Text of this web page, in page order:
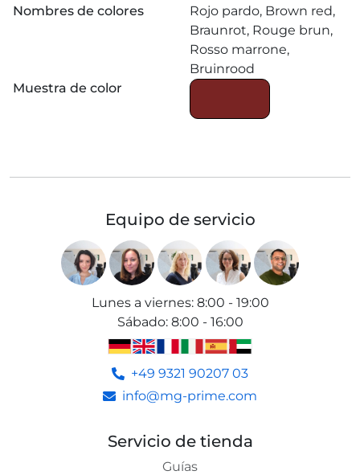
Nombres de colores
Rojo pardo, Brown red,
Braunrot, Rouge brun,
Rosso marrone,
Bruinrood
Muestra de color
Equipo de servicio
Lunes a viernes: 8:00 - 19:00
Sábado: 8:00 - 16:00
+49 9321 90207 03
info@mg-prime.com
Servicio de tienda
Guías